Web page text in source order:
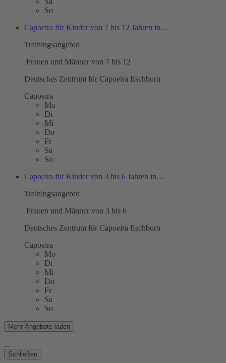
So
Capoeira für Kinder von 7 bis 12 Jahren in…
Trainingsangebot
Frauen und Männer von 7 bis 12
Deutsches Zentrum für Capoeira Eschborn
Capoeira
Mo
Di
Mi
Do
Fr
Sa
So
Capoeira für Kinder von 3 bis 6 Jahren in…
Trainingsangebot
Frauen und Männer von 3 bis 6
Deutsches Zentrum für Capoeira Eschborn
Capoeira
Mo
Di
Mi
Do
Fr
Sa
So
Mehr Angebote laden
...
Schließen